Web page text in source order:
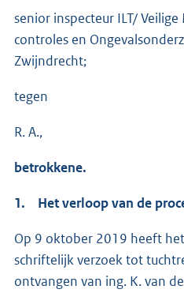
senior inspecteur ILT/
controles en
Zwijndrecht;
tegen
R. A.,
betrokkene.
1. Het verloop van de
Op 9 oktober 2019 heeft
schriftelijk verzoek tot
ontvangen van ing. K. van